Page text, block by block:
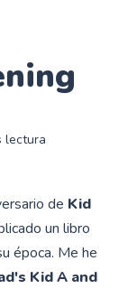
lectura
de Kid
un libro
época. Me he
Kid A and